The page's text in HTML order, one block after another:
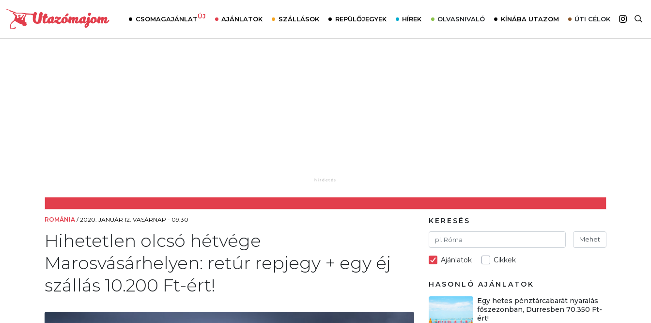
CSOMAGAJÁNLATÚJ AJÁNLATOK SZÁLLÁSOK REPÜLŐJEGYEK HÍREK OLVASNIVALÓ KÍNÁBA UTAZOM ÚTI CÉLOK
ROMÁNIA /2020. JANUÁR 12. VASÁRNAP - 09:30
Hihetetlen olcsó hétvége
Marosvásárhelyen: retúr repjegy + egy éj
szállás 10.200 Ft-ért!
KERESÉS
Mehet
Ajánlatok Cikkek
HASONLÓ AJÁNLATOK
Egy hetes pénztárcabarát nyaralás
főszezonban, Durresben 70.350 Ft-
ért!